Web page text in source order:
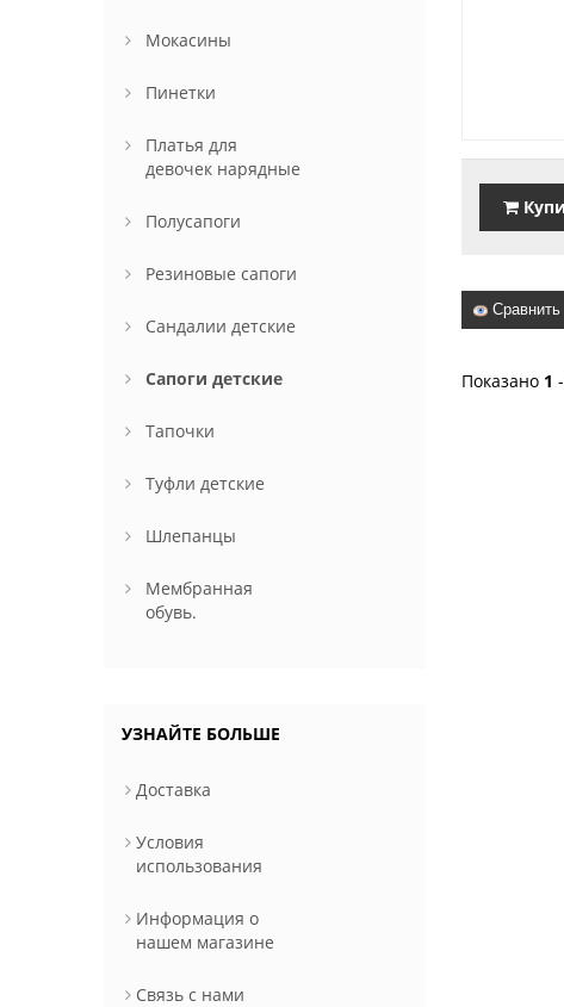
Сравнить
Показано 1
Мокасины
Пинетки
Платья для
девочек нарядные
Полусапоги
Резиновые сапоги
Сандалии детские
Сапоги детские
Тапочки
Туфли детские
Шлепанцы
Мембранная
обувь.
УЗНАЙТЕ БОЛЬШЕ
Доставка
Условия
использования
Информация о
нашем магазине
Связь с нами